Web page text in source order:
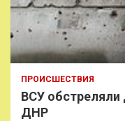
ПРОИСШЕСТВИЯ
ВСУ обстреляли
ДНР